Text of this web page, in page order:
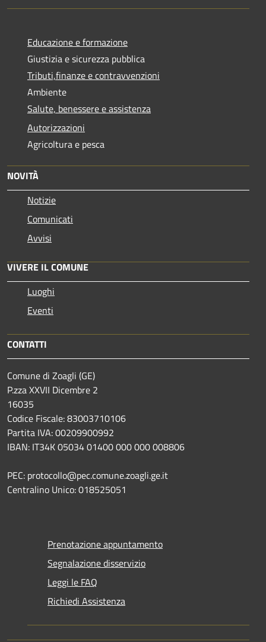
Educazione e formazione
Giustizia e sicurezza pubblica
Tributi,finanze e contravvenzioni
Ambiente
Salute, benessere e assistenza
Autorizzazioni
Agricoltura e pesca
NOVITÀ
Notizie
Comunicati
Avvisi
VIVERE IL COMUNE
Luoghi
Eventi
CONTATTI
Comune di Zoagli (GE)
P.zza XXVII Dicembre 2
16035
Codice Fiscale: 83003710106
Partita IVA: 00209900992
IBAN: IT34K 05034 01400 000 000 008806
PEC: protocollo@pec.comune.zoagli.ge.it
Centralino Unico: 018525051
Prenotazione appuntamento
Segnalazione disservizio
Leggi le FAQ
Richiedi Assistenza